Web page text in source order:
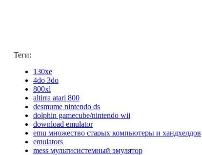
Теги:
130xe
4do 3do
800xl
altirra atari 800
desmume nintendo ds
dolphin gamecube/nintendo wii
download emulator
emu множество старых компьютеры и хандхелдов
emulators
mess мультисистемный эмулятор